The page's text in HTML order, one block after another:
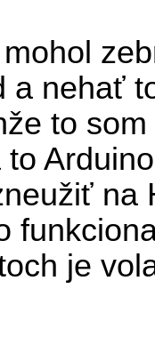
a nehať
to
to
na
je